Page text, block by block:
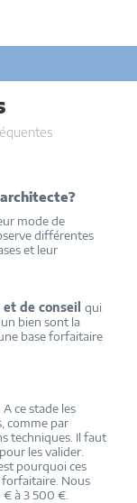
mode de
différentes
et leur
et de conseilqui
bien sont la
base forfaitaire
ce stade les
comme par
techniques. Il faut
les valider.
pourquoi ces
Nous
à 3 500 €.